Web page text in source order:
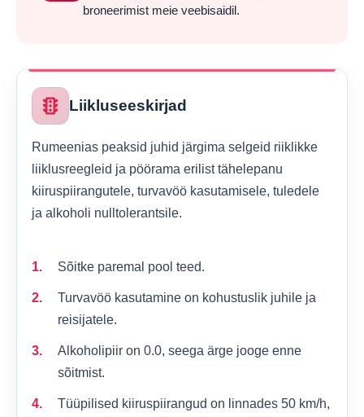
broneerimist meie veebisaidil.
traffic Liikluseeskirjad
Rumeenias peaksid juhid järgima selgeid riiklikke
liiklusreegleid ja pöörama erilist tähelepanu
kiiruspiirangutele, turvavöö kasutamisele, tuledele
ja alkoholi nulltolerantsile.
Sõitke paremal pool teed.
Turvavöö kasutamine on kohustuslik juhile ja
reisijatele.
Alkoholipiir on 0.0, seega ärge jooge enne
sõitmist.
Tüüpilised kiiruspiirangud on linnades 50 km/h,